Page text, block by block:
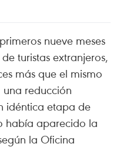
nueve meses
turistas extranjeros,
más que el mismo
una reducción
idéntica etapa de
había aparecido la
la Oficina